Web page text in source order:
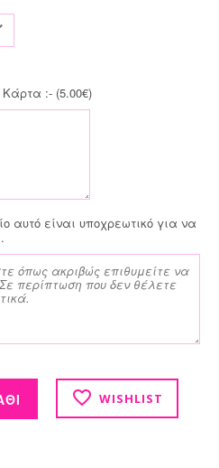
:- (5.00€)
αυτό είναι υποχρεωτικό για να
WISHLIST